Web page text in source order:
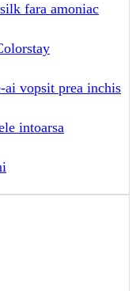
fara amoniac
ai vopsit prea inchis
intoarsa